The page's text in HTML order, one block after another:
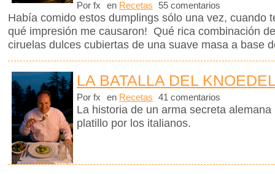
Por fx en Recetas 55 comentarios
Había comido estos dumplings sólo una vez, cuando
qué impresión me causaron! Qué rica combinación
ciruelas dulces cubiertas de una suave masa a base
LA BATALLA DEL
Por fx en Recetas 41 comentarios
La historia de un arma secreta
platillo por los italianos.